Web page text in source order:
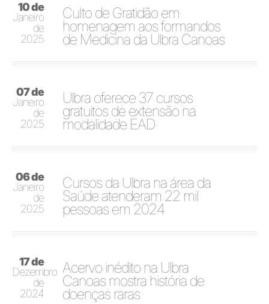
10 de
Janeiro
de
2025
Culto de Gratidão em
homenagem aos formandos
de Medicina da Ulbra Canoas
07 de
Janeiro
de
2025
Ulbra oferece 37 cursos
gratuitos de extensão na
modalidade EAD
06 de
Janeiro
de
2025
Cursos da Ulbra na área da
Saúde atenderam 22 mil
pessoas em 2024
17 de
Dezembro
de
2024
Acervo inédito na Ulbra
Canoas mostra história de
doenças raras